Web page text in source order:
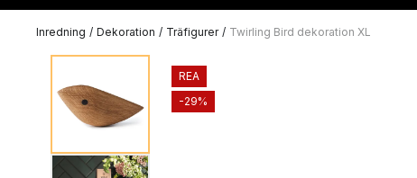
Inredning / Dekoration / Träfigurer / Twirling Bird dekoration XL
REA
-29%